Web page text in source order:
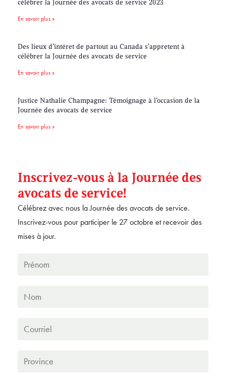
célébrer la Journée des avocats de service 2023
En savoir plus »
Des lieux d’intéret de partout au Canada s’appretent à
célébrer la Journée des avocats de service
En savoir plus »
Justice Nathalie Champagne: Témoignage à l’occasion de la
Journée des avocats de service
En savoir plus »
Inscrivez-vous à la Journée des
avocats de service!
Célébrez avec nous la Journée des avocats de service.
Inscrivez-vous pour participer le 27 octobre et recevoir des
mises à jour.